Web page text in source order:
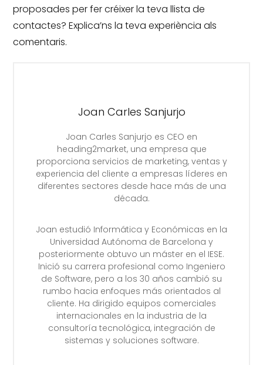
proposades per fer créixer la teva llista de
contactes?Explica’ns la teva experiència als
comentaris.
Joan Carles Sanjurjo
Joan Carles Sanjurjo es CEO en
heading2market, una empresa que
proporciona servicios de marketing, ventas y
experiencia del cliente a empresas líderes en
diferentes sectores desde hace más de una
década.
Joan estudió Informática y Económicas en la
Universidad Autónoma de Barcelona y
posteriormente obtuvo un máster en el IESE.
Inició su carrera profesional como Ingeniero
de Software, pero a los 30 años cambió su
rumbo hacia enfoques más orientados al
cliente. Ha dirigido equipos comerciales
internacionales en la industria de la
consultoría tecnológica, integración de
sistemas y soluciones software.